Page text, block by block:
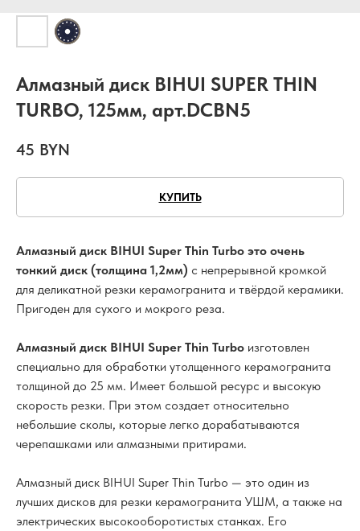
Алмазный диск BIHUI SUPER THIN
TURBO, 125мм, арт.DCBN5
45 BYN
КУПИТЬ
Алмазный диск BIHUI Super Thin Turbo это очень
тонкий диск (толщина 1,2мм) с непрерывной кромкой
для деликатной резки керамогранита и твёрдой керамики.
Пригоден для сухого и мокрого реза.
Алмазный диск BIHUI Super Thin Turbo изготовлен
специально для обработки утолщенного керамогранита
толщиной до 25 мм. Имеет большой ресурс и высокую
скорость резки. При этом создает относительно
небольшие сколы, которые легко дорабатываются
черепашками или алмазными притирами.
Алмазный диск BIHUI Super Thin Turbo — это один из
лучших дисков для резки керамогранита УШМ, а также на
электрических высокооборотистых станках. Его